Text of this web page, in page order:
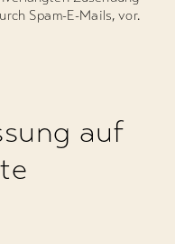
Spam-E-Mails, vor.
auf